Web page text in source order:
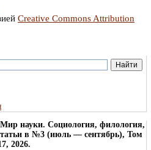
Creative Commons Attribution
науки. Социология, филология,
в №3 (июль — сентябрь), Том
2026.